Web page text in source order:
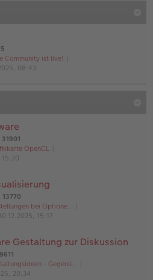
Community ist live!
08:43
31901
OpenCL
13770
bei Optione…
15:17
Gestaltung zur Diskussion
9611
- Gegenü…
20:34